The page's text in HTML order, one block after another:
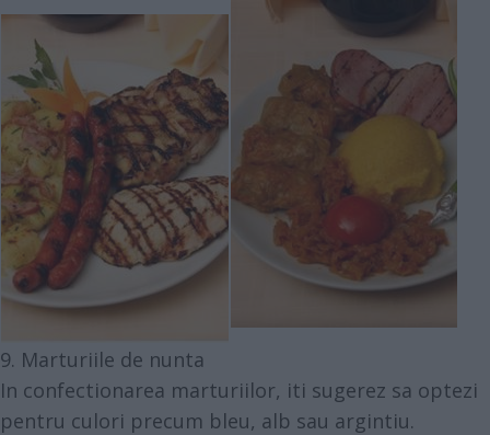
9. Marturiile de nunta
In confectionarea marturiilor, iti sugerez sa optezi
pentru culori precum bleu, alb sau argintiu.